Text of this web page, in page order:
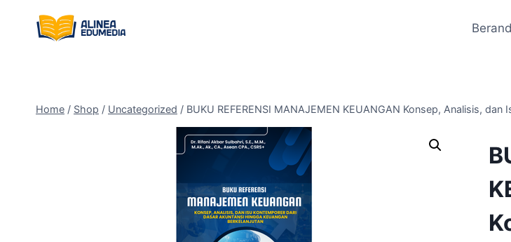
Home / Shop / Uncategorized / BUKU REFERENSI MANAJEMEN KEUANGAN Konsep, Analisis,